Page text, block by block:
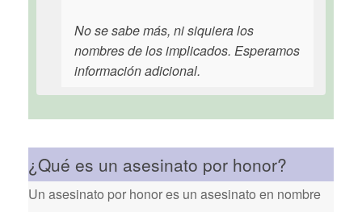
No se sabe más, ni siquiera los
nombres de los implicados. Esperamos
información adicional.
¿Qué es un asesinato por honor?
Un asesinato por honor es un asesinato en nombre